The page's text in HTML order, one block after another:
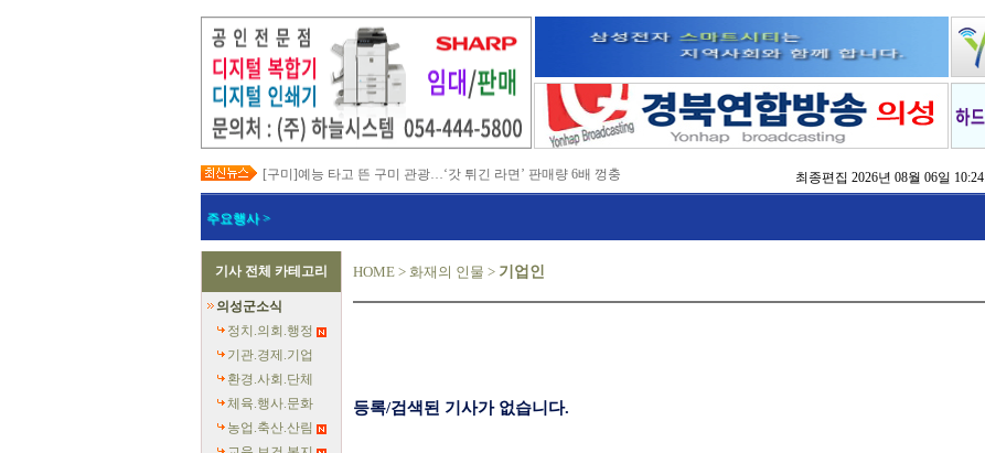
[구미]예능 타고 뜬 구미 관광…‘갓 튀긴 라면’ 판매량 6배 껑충
[경북교육청]일본 방위백서 독도 영유권 주장 강력 규탄
[경북도청]지역별 전기요금제 조속 시행 촉구
[포항]박용선 포항시장, '민생·안전 중심, 실행으로 변화 만들겠다'
[의성]최유철 의성군수, 청년단체 만나 지역 정착 해법 모색
[예천]회장기 대학·실업 양궁대회 첫 유치
[예천]예천군의회, 반부패·청렴·갑질 예방 교육
[영덕]여름 성수기 해수욕장 합동 안전점검
최종편집 2026년 08월 06일
주요행사 >
기사 전체 카테고리
의성군소식
정치.의회.행정
기관.경제.기업
환경.사회.단체
체육.행사.문화
농업.축산.산림
HOME > 화재의 인물 > 기업인
등록/검색된 기사가 없습니다.